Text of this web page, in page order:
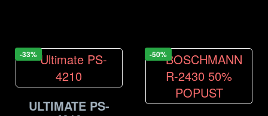
-33%
ULTIMATE PS-
-50%